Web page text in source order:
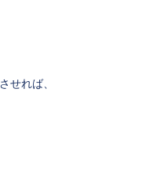
せれば、